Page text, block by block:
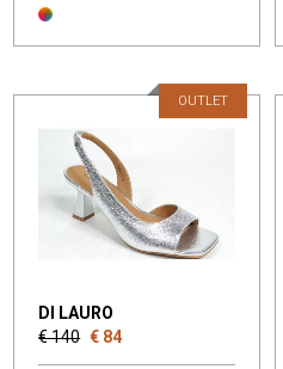
DI LAURO
€ 140 € 84
OUTLET